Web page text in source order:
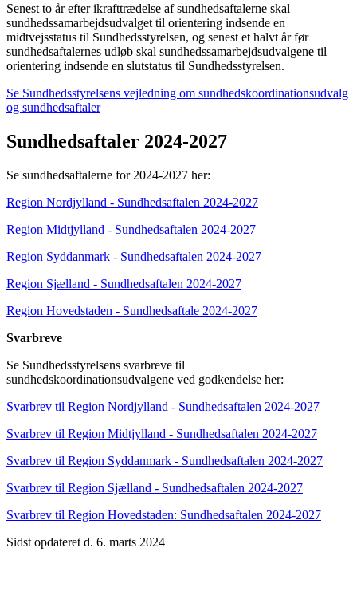
Senest to år efter ikrafttrædelse af sundhedsaftalerne skal
sundhedssamarbejdsudvalget til orientering indsende en
midtvejsstatus til Sundhedsstyrelsen, og senest et halvt år før
sundhedsaftalernes udløb skal sundhedssamarbejdsudvalgene til
orientering indsende en slutstatus til Sundhedsstyrelsen.
Se Sundhedsstyrelsens vejledning om sundhedskoordinationsudvalg
og sundhedsaftaler
Sundhedsaftaler 2024-2027
Se sundhedsaftalerne for 2024-2027 her:
Region Nordjylland - Sundhedsaftalen 2024-2027
Region Midtjylland - Sundhedsaftalen 2024-2027
Region Syddanmark - Sundhedsaftalen 2024-2027
Region Sjælland - Sundhedsaftalen 2024-2027
Region Hovedstaden - Sundhedsaftale 2024-2027
Svarbreve
Se Sundhedsstyrelsens svarbreve til
sundhedskoordinationsudvalgene ved godkendelse her:
Svarbrev til Region Nordjylland - Sundhedsaftalen 2024-2027
Svarbrev til Region Midtjylland - Sundhedsaftalen 2024-2027
Svarbrev til Region Syddanmark - Sundhedsaftalen 2024-2027
Svarbrev til Region Sjælland - Sundhedsaftalen 2024-2027
Svarbrev til Region Hovedstaden: Sundhedsaftalen 2024-2027
Sidst opdateret d. 6. marts 2024